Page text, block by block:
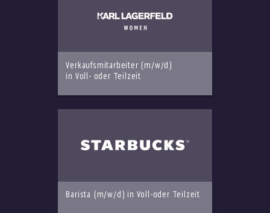
Verkaufsmitarbeiter (m/w/d)
in Voll- oder Teilzeit
Barista (m/w/d) in Voll-oder Teilzeit